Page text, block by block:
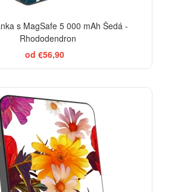
s MagSafe 5 000 mAh Šedá -
Rhododendron
od €56,90